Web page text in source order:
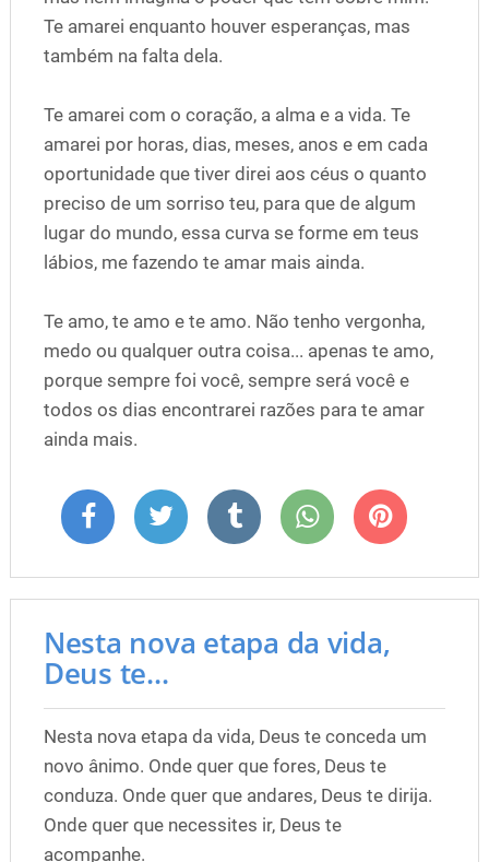
Te amarei enquanto houver esperanças, mas
também na falta dela.
Te amarei com o coração, a alma e a vida. Te
amarei por horas, dias, meses, anos e em cada
oportunidade que tiver direi aos céus o quanto
preciso de um sorriso teu, para que de algum
lugar do mundo, essa curva se forme em teus
lábios, me fazendo te amar mais ainda.
Te amo, te amo e te amo. Não tenho vergonha,
medo ou qualquer outra coisa... apenas te amo,
porque sempre foi você, sempre será você e
todos os dias encontrarei razões para te amar
ainda mais.
Nesta nova etapa da vida,
Deus te...
Nesta nova etapa da vida, Deus te conceda um
novo ânimo. Onde quer que fores, Deus te
conduza. Onde quer que andares, Deus te dirija.
Onde quer que necessites ir, Deus te
acompanhe.